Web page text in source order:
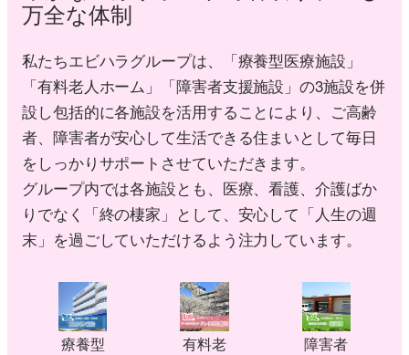
万全な体制
私たちエビハラグループは、「療養型医療施設」
「有料老人ホーム」「障害者支援施設」の3施設を併
設し包括的に各施設を活用することにより、ご高齢
者、障害者が安心して生活できる住まいとして毎日
をしっかりサポートさせていただきます。
グループ内では各施設とも、医療、看護、介護ばか
りでなく「終の棲家」として、安心して「人生の週
末」を過ごしていただけるよう注力しています。
療養型
有料老
障害者